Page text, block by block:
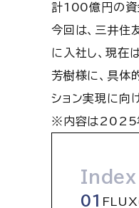
計100億円の資
今回は、三井住
に入社し、現在
芳樹様に、具体
ション実現に向
※内容は2025
Index
FLUX